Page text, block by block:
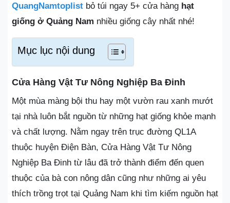
QuangNamtoplist bỏ túi ngay 5+ cửa hàng hạt
giống ở Quảng Nam nhiều giống cây nhất nhé!
Mục lục nội dung
Cửa Hàng Vật Tư Nông Nghiệp Ba Đinh
Một mùa màng bội thu hay một vườn rau xanh mướt
tại nhà luôn bắt nguồn từ những hạt giống khỏe mạnh
và chất lượng. Nằm ngay trên trục đường QL1A
thuộc huyện Điện Bàn, Cửa Hàng Vật Tư Nông
Nghiệp Ba Đinh từ lâu đã trở thành điểm đến quen
thuộc của bà con nông dân cũng như những ai yêu
thích trồng trọt tại Quảng Nam khi tìm kiếm nguồn hạt